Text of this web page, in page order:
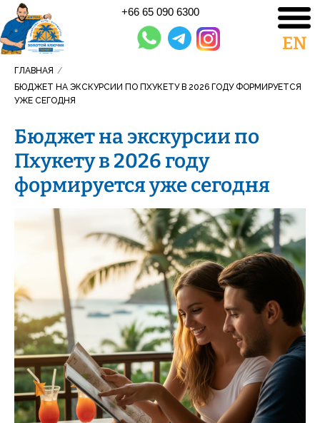
EN
+66 65 090 6300
ГЛАВНАЯ /
БЮДЖЕТ НА ЭКСКУРСИИ ПО ПХУКЕТУ В 2026 ГОДУ ФОРМИРУЕТСЯ
УЖЕ СЕГОДНЯ
Бюджет на экскурсии по
Пхукету в 2026 году
формируется уже сегодня